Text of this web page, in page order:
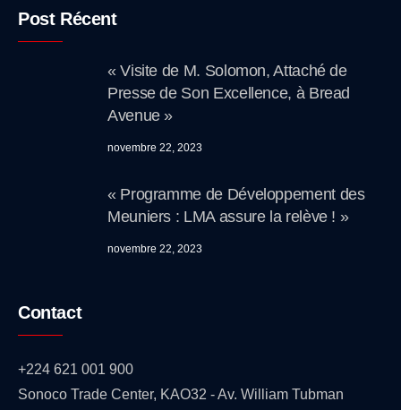
Post Récent
« Visite de M. Solomon, Attaché de
Presse de Son Excellence, à Bread
Avenue »
novembre 22, 2023
« Programme de Développement des
Meuniers : LMA assure la relève ! »
novembre 22, 2023
Contact
+224 621 001 900
Sonoco Trade Center, KAO32 - Av. William Tubman